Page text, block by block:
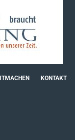
KONTAKT